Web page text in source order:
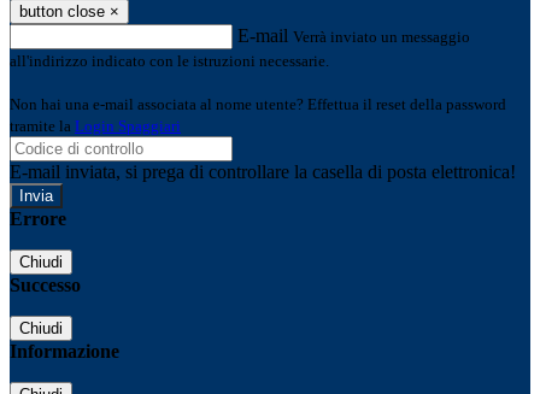
button close ×
E-mail Verrà inviato un messaggio
all'indirizzo indicato con le istruzioni necessarie.
Non hai una e-mail associata al nome utente? Effettua il reset della password
tramite la Login Spaggiari
E-mail inviata, si prega di controllare la casella di posta elettronica!
Errore
Chiudi
Successo
Chiudi
Informazione